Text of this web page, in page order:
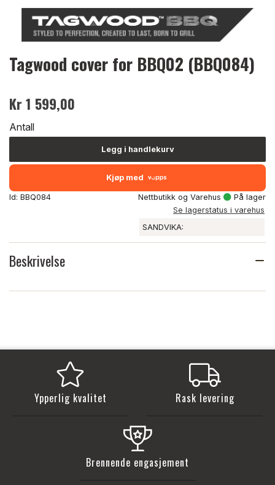
Tagwood cover for BBQ02 (BBQ084)
Kr 1 599,00
Antall
Legg i handlekurv
Kjøp med
Id: BBQ084 Nettbutikk og Varehus
På lager
Se lagerstatus i varehus
SANDVIKA:
Beskrivelse
Ypperlig kvalitet Rask levering
Brennende engasjement